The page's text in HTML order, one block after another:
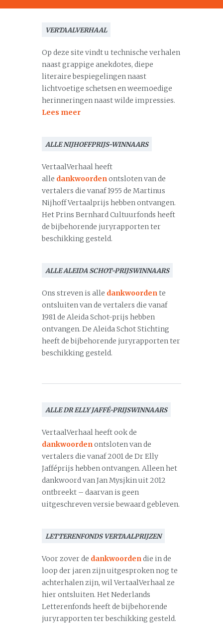
VERTAALVERHAAL
Op deze site vindt u technische verhalen
naast grappige anekdotes, diepe
literaire bespiegelingen naast
lichtvoetige schetsen en weemoedige
herinneringen naast wilde impressies.
Lees meer
ALLE NIJHOFFPRIJS-WINNAARS
VertaalVerhaal heeft
alle dankwoordenontsloten van de
vertalers die vanaf 1955 de Martinus
Nijhoff Vertaalprijs hebben ontvangen.
Het Prins Bernhard Cultuurfonds heeft
de bijbehorende juryrapporten ter
beschikking gesteld.
ALLE ALEIDA SCHOT-PRIJSWINNAARS
Ons streven is alle dankwoordente
ontsluiten van de vertalers die vanaf
1981 de Aleida Schot-prijs hebben
ontvangen. De Aleida Schot Stichting
heeft de bijbehorende juryrapporten ter
beschikking gesteld.
ALLE DR ELLY JAFFÉ-PRIJSWINNAARS
VertaalVerhaal heeft ook de
dankwoordenontsloten van de
vertalers die vanaf 2001 de Dr Elly
Jafféprijs hebben ontvangen. Alleen het
dankwoord van Jan Mysjkin uit 2012
ontbreekt – daarvan is geen
uitgeschreven versie bewaard gebleven.
LETTERENFONDS VERTAALPRIJZEN
Voor zover de dankwoordendie in de
loop der jaren zijn uitgesproken nog te
achterhalen zijn, wil VertaalVerhaal ze
hier ontsluiten. Het Nederlands
Letterenfonds heeft de bijbehorende
juryrapporten ter beschikking gesteld.